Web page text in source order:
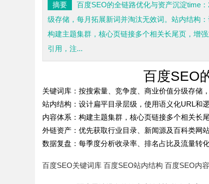
摘要
百度SEO的全链路优化与资产沉淀time
级存储，每月拓展新词并淘汰无效词。站内结构
构建主题集群，核心页链接多个相关长尾页，增
引用，注...
百度SEO
time：
关键词库：按搜索量、竞争度、商业价值分级存储
站内结构：设计扁平目录层级，使用语义化URL和
内容体系：构建主题集群，核心页链接多个相关长
外链资产：优先获取行业目录、新闻源及百科类网
数据复盘：每季度分析收录率、排名占比及流量转
百度SEO关键词库 百度SEO站内结构 百度SEO内